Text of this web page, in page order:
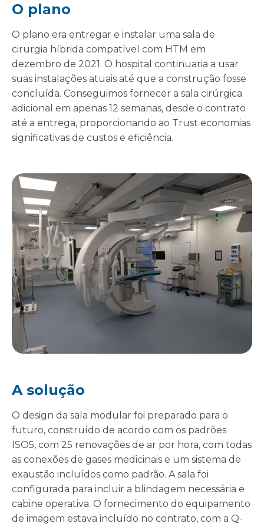
O plano
O plano era entregar e instalar uma sala de
cirurgia híbrida compatível com HTM em
dezembro de 2021. O hospital continuaria a usar
suas instalações atuais até que a construção fosse
concluída. Conseguimos fornecer a sala cirúrgica
adicional em apenas 12 semanas, desde o contrato
até a entrega, proporcionando ao Trust economias
significativas de custos e eficiência.
A solução
O design da sala modular foi preparado para o
futuro, construído de acordo com os padrões
ISO5, com 25 renovações de ar por hora, com todas
as conexões de gases medicinais e um sistema de
exaustão incluídos como padrão. A sala foi
configurada para incluir a blindagem necessária e
cabine operativa. O fornecimento do equipamento
de imagem estava incluído no contrato, com a Q-